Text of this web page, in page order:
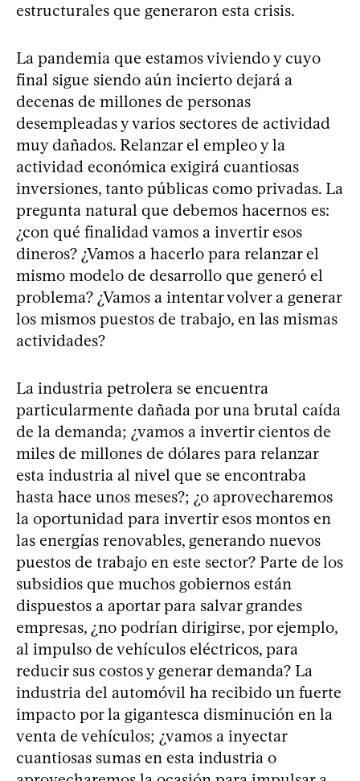
estructurales que generaron esta crisis.
La pandemia que estamos viviendo y cuyo
final sigue siendo aún incierto dejará a
decenas de millones de personas
desempleadas y varios sectores de actividad
muy dañados. Relanzar el empleo y la
actividad económica exigirá cuantiosas
inversiones, tanto públicas como privadas. La
pregunta natural que debemos hacernos es:
¿con qué finalidad vamos a invertir esos
dineros? ¿Vamos a hacerlo para relanzar el
mismo modelo de desarrollo que generó el
problema? ¿Vamos a intentar volver a generar
los mismos puestos de trabajo, en las mismas
actividades?
La industria petrolera se encuentra
particularmente dañada por una brutal caída
de la demanda; ¿vamos a invertir cientos de
miles de millones de dólares para relanzar
esta industria al nivel que se encontraba
hasta hace unos meses?; ¿o aprovecharemos
la oportunidad para invertir esos montos en
las energías renovables, generando nuevos
puestos de trabajo en este sector? Parte de los
subsidios que muchos gobiernos están
dispuestos a aportar para salvar grandes
empresas, ¿no podrían dirigirse, por ejemplo,
al impulso de vehículos eléctricos, para
reducir sus costos y generar demanda? La
industria del automóvil ha recibido un fuerte
impacto por la gigantesca disminución en la
venta de vehículos; ¿vamos a inyectar
cuantiosas sumas en esta industria o